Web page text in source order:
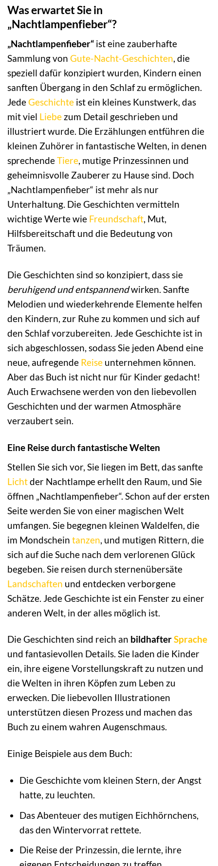
Was erwartet Sie in
„Nachtlampenfieber“?
„Nachtlampenfieber“ ist eine zauberhafte
Sammlung von Gute-Nacht-Geschichten, die
speziell dafür konzipiert wurden, Kindern einen
sanften Übergang in den Schlaf zu ermöglichen.
JedeGeschichte ist ein kleines Kunstwerk, das
mit viel Liebe zum Detail geschrieben und
illustriert wurde. Die Erzählungen entführen die
kleinen Zuhörer in fantastische Welten, in denen
sprechendeTiere, mutige Prinzessinnen und
geheimnisvolle Zauberer zu Hause sind. Doch
„Nachtlampenfieber“ ist mehr als nur
Unterhaltung. Die Geschichten vermitteln
wichtige Werte wie Freundschaft, Mut,
Hilfsbereitschaft und die Bedeutung von
Träumen.
Die Geschichten sind so konzipiert, dass sie
beruhigend und entspannendwirken. Sanfte
Melodien und wiederkehrende Elemente helfen
den Kindern, zur Ruhe zu kommen und sich auf
den Schlaf vorzubereiten. Jede Geschichte ist in
sich abgeschlossen, sodass Sie jeden Abend eine
neue, aufregende Reise unternehmen können.
Aber das Buch ist nicht nur für Kinder gedacht!
Auch Erwachsene werden von den liebevollen
Geschichten und der warmen Atmosphäre
verzaubert sein.
Eine Reise durch fantastische Welten
Stellen Sie sich vor, Sie liegen im Bett, das sanfte
Lichtder Nachtlampe erhellt den Raum, und Sie
öffnen „Nachtlampenfieber“. Schon auf der ersten
Seite werden Sie von einer magischen Welt
umfangen. Sie begegnen kleinen Waldelfen, die
im Mondschein tanzen , und mutigen Rittern, die
sich auf die Suche nach dem verlorenen Glück
begeben. Sie reisen durch sternenübersäte
Landschaften und entdecken verborgene
Schätze. Jede Geschichte ist ein Fenster zu einer
anderen Welt, in der alles möglich ist.
Die Geschichten sind reich an bildhafterSprache
und fantasievollen Details. Sie laden die Kinder
ein, ihre eigene Vorstellungskraft zu nutzen und
die Welten in ihren Köpfen zum Leben zu
erwecken. Die liebevollen Illustrationen
unterstützen diesen Prozess und machen das
Buch zu einem wahren Augenschmaus.
Einige Beispiele aus dem Buch:
Die Geschichte vom kleinen Stern, der Angst
hatte, zu leuchten.
Das Abenteuer des mutigen Eichhörnchens,
das den Wintervorrat rettete.
Die Reise der Prinzessin, die lernte, ihre